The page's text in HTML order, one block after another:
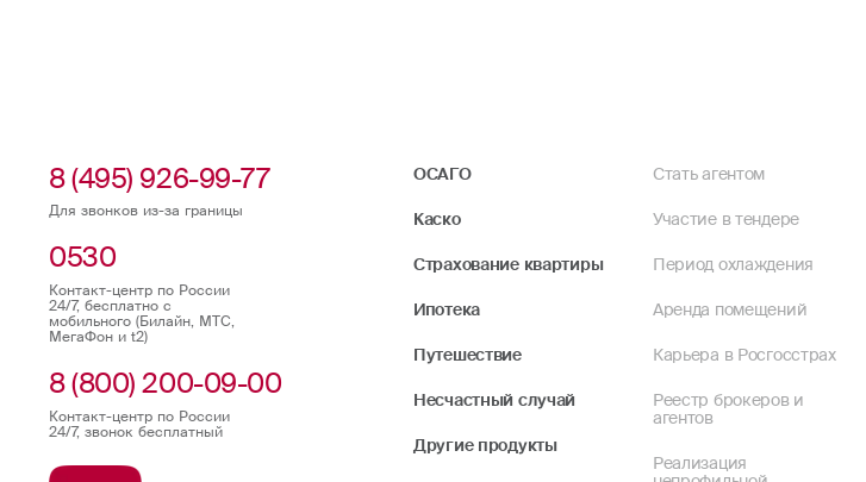
8 (495) 926-99-77
Для звонков из-за границы
0530
Контакт-центр по России
24/7, бесплатно с
мобильного (Билайн, МТС,
МегаФон и t2)
8 (800) 200-09-00
Контакт-центр по России
24/7, звонок бесплатный
ОСАГО
Каско
Страхование квартиры
Ипотека
Путешествие
Несчастный случай
Другие продукты
Стать агентом
Участие в тендере
Период охлаждения
Аренда помещений
Карьера в Росгосстрах
Реестр брокеров и
агентов
Реализация